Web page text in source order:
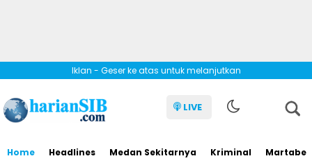
Iklan - Geser ke atas untuk melanjutkan
LIVE
Home Headlines Medan Sekitarnya Kriminal Martabe